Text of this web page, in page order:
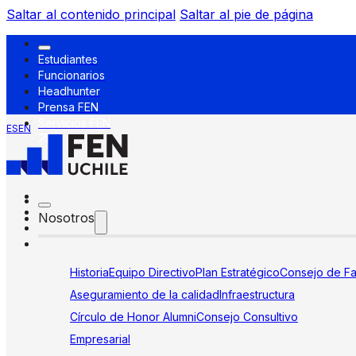
Saltar al contenido principal Saltar al pie de página
Estudiantes
Funcionarios
Headhunter
Prensa FEN
ESEN
Nosotros
HistoriaEquipo DirectivoPlan EstratégicoConsejo de
Aseguramiento de la calidadInfraestructura
Círculo de Honor AlumniConsejo Consultivo
Empresarial